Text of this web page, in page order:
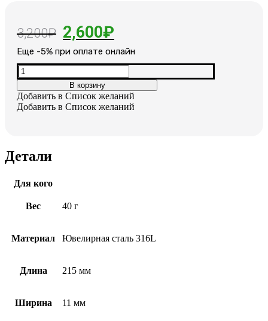
3,200₽ Первоначальная
цена
составляла
3,200₽.
2,600₽
цена:
2,600₽.
Еще -5% при оплате онлайн
Количество
товара
Браслет
из
стали
В корзину
Добавить в Список желаний
Добавить в Список желаний
Детали
Для кого
Вес 40 г
Материал Ювелирная сталь 316L
Длина 215 мм
Ширина 11 мм